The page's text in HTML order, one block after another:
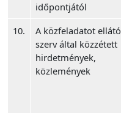
időpontjától
10.
A közfeladatot ellátó
szerv által közzétett
hirdetmények,
közlemények